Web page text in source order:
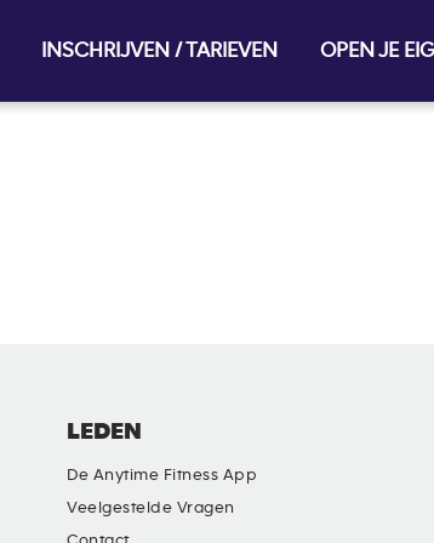
INSCHRIJVEN / TARIEVEN OPEN JE
LEDEN
De Anytime Fitness App
Veelgestelde Vragen